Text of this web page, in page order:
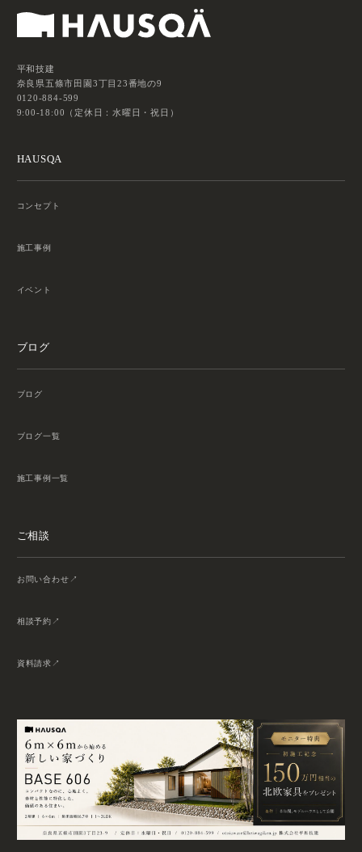
平和技建
奈良県五條市田園3丁目23番地の9
0120-884-599
9:00-18:00（定休日：水曜日・祝日）
HAUSQA
コンセプト
施工事例
イベント
ブログ
ブログ
ブログ一覧
施工事例一覧
ご相談
お問い合わせ
相談予約
資料請求